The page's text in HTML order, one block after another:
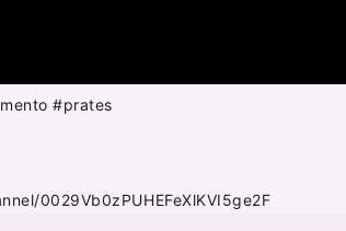
#prates
0029Vb0zPUHEFeXlKVI5ge2F